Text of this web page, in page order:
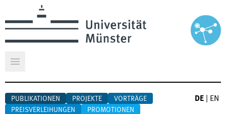
Hauptmenü öffnen
PUBLIKATIONEN PROJEKTE
VORTRÄGE
PREISVERLEIHUNGEN
PROMOTIONEN
DE EN